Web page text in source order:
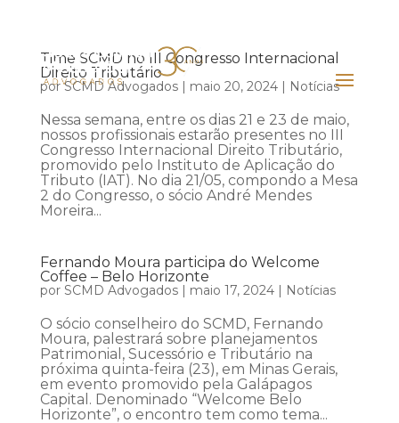
Time SCMD no III Congresso Internacional
Direito Tributário
porSCMD Advogados| maio 20, 2024| Notícias
Nessa semana, entre os dias 21 e 23 de maio,
nossos profissionais estarão presentes no III
Congresso Internacional Direito Tributário,
promovido pelo Instituto de Aplicação do
Tributo (IAT). No dia 21/05, compondo a Mesa
2 do Congresso, o sócio André Mendes
Moreira...
Fernando Moura participa do Welcome
Coffee – Belo Horizonte
por SCMD Advogados| maio 17, 2024| Notícias
O sócio conselheiro do SCMD, Fernando
Moura, palestrará sobre planejamentos
Patrimonial, Sucessório e Tributário na
próxima quinta-feira (23), em Minas Gerais,
em evento promovido pela Galápagos
Capital. Denominado “Welcome Belo
Horizonte”, o encontro tem como tema...